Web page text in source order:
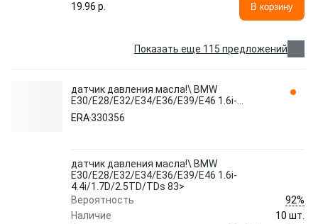
19.96 p.
В корзину
Показать еще 115 предложений
датчик давления масла!\ BMW
E30/E28/E32/E34/E36/E39/E46 1.6i-
4.4i/1.7D/2.5TD/TDs 83> 330356 ERA
ERA330356
датчик давления масла!\ BMW
E30/E28/E32/E34/E36/E39/E46 1.6i-
4.4i/1.7D/2.5TD/TDs 83>
Вероятность
92%
Наличие
10 шт.